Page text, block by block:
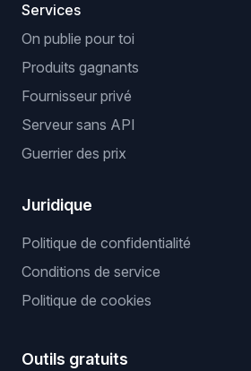
Services
On publie pour toi
Produits gagnants
Fournisseur privé
Serveur sans API
Guerrier des prix
Juridique
Politique de confidentialité
Conditions de service
Politique de cookies
Outils gratuits